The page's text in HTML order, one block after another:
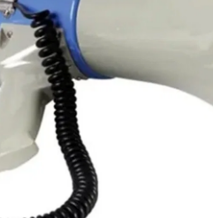
Partytenten
Parasols